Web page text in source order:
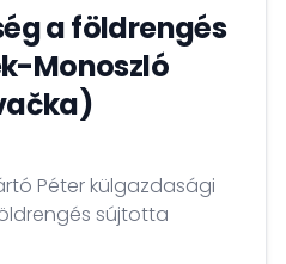
a földrengés
Monoszló
Péter külgazdasági
sújtotta